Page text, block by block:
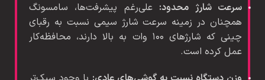
سرعت شارژ محدود: علی‌رغم پیشرفت‌ها، سامسونگ
همچنان در زمینه سرعت شارژ سیمی نسبت به رقبای
چینی که شارژهای ۱۰۰ وات به بالا دارند، محافظه‌کار
عمل کرده است.